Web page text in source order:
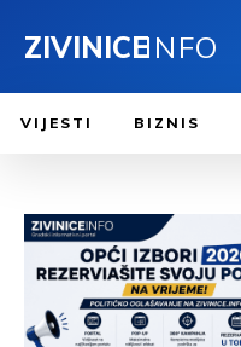
ZIVINICEINFO
VIJESTI BIZNIS